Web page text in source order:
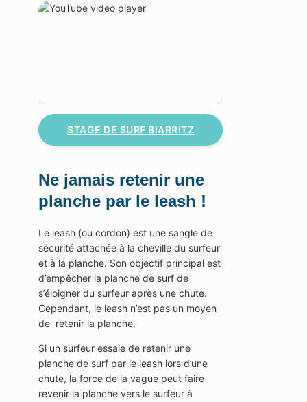
STAGE DE SURF BIARRITZ
Ne jamais retenir une
planche par le leash !
Le leash (ou cordon) est une sangle de
sécurité attachée à la cheville du surfeur
et à la planche. Son objectif principal est
d’empêcher la planche de surf de
s’éloigner du surfeur après une chute.
Cependant, le leash n’est pas un moyen
de retenir la planche.
Si un surfeur essaie de retenir une
planche de surf par le leash lors d’une
chute, la force de la vague peut faire
revenir la planche vers le surfeur à